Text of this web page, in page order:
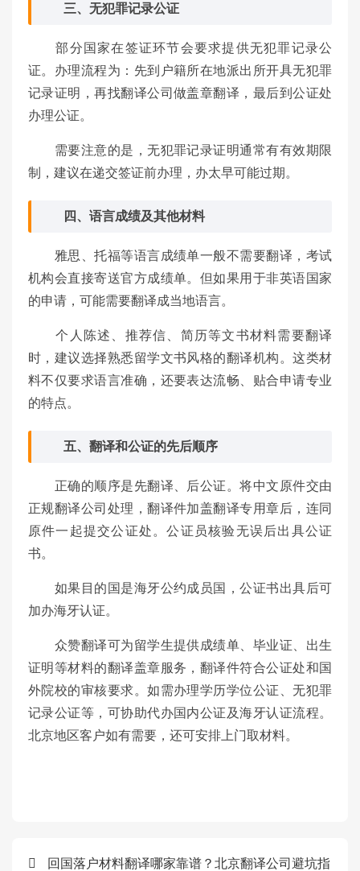
三、无犯罪记录公证
部分国家在签证环节会要求提供无犯罪记录公
证。办理流程为：先到户籍所在地派出所开具无犯罪
记录证明，再找翻译公司做盖章翻译，最后到公证处
办理公证。
需要注意的是，无犯罪记录证明通常有有效期限
制，建议在递交签证前办理，办太早可能过期。
四、语言成绩及其他材料
雅思、托福等语言成绩单一般不需要翻译，考试
机构会直接寄送官方成绩单。但如果用于非英语国家
的申请，可能需要翻译成当地语言。
个人陈述、推荐信、简历等文书材料需要翻译
时，建议选择熟悉留学文书风格的翻译机构。这类材
料不仅要求语言准确，还要表达流畅、贴合申请专业
的特点。
五、翻译和公证的先后顺序
正确的顺序是先翻译、后公证。将中文原件交由
正规翻译公司处理，翻译件加盖翻译专用章后，连同
原件一起提交公证处。公证员核验无误后出具公证
书。
如果目的国是海牙公约成员国，公证书出具后可
加办海牙认证。
众赞翻译可为留学生提供成绩单、毕业证、出生
证明等材料的翻译盖章服务，翻译件符合公证处和国
外院校的审核要求。如需办理学历学位公证、无犯罪
记录公证等，可协助代办国内公证及海牙认证流程。
北京地区客户如有需要，还可安排上门取材料。
回国落户材料翻译哪家靠谱？北京翻译公司避坑指